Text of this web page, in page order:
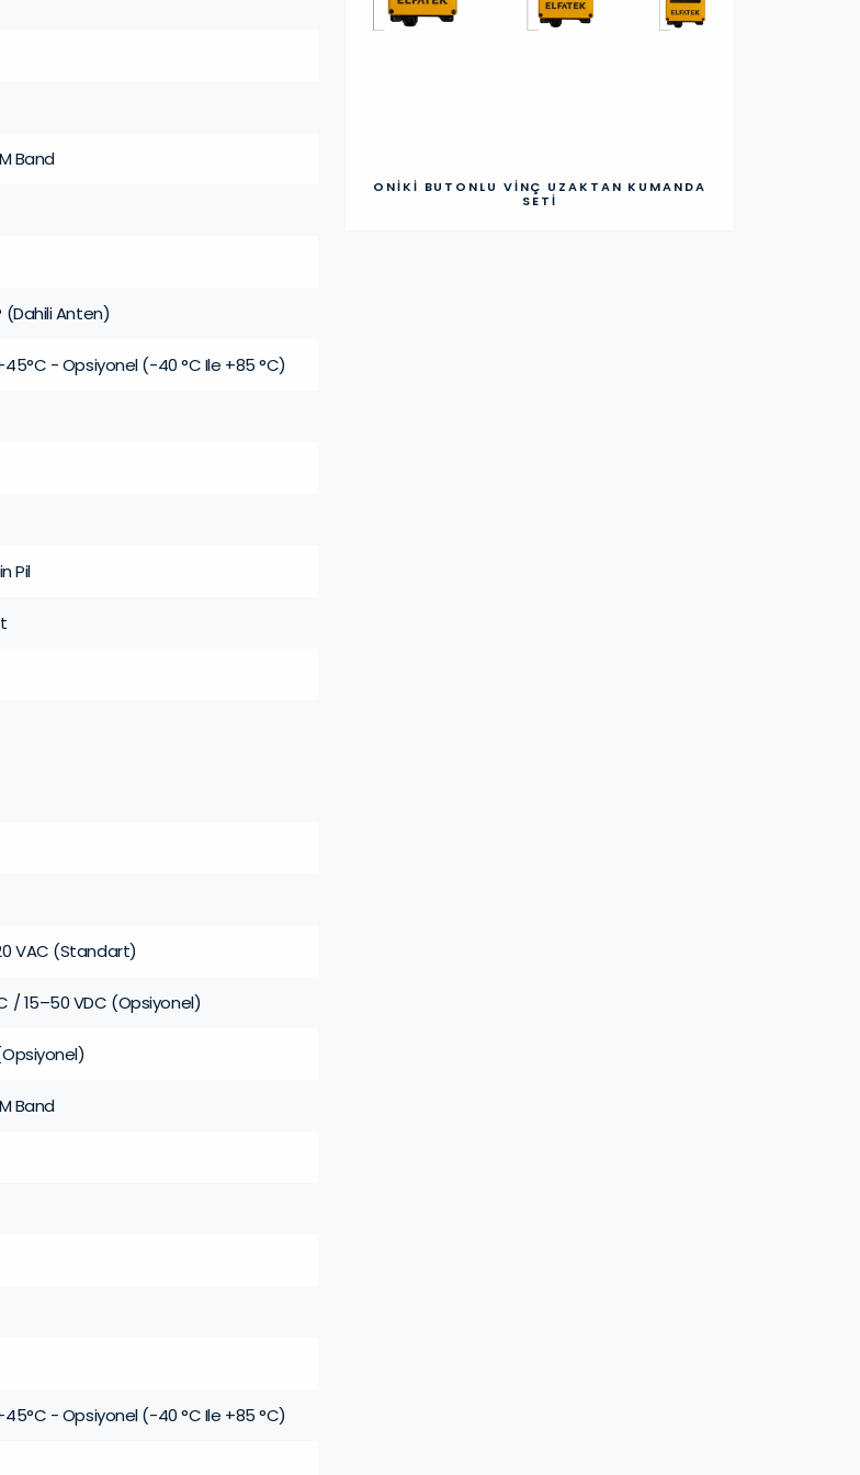
Band
(Dahili Anten)
- Opsiyonel (-40 °C Ile +85 °C)
Pil
VAC (Standart)
/ 15–50 VDC (Opsiyonel)
Band
- Opsiyonel (-40 °C Ile +85 °C)
ONIKI BUTONLU VINÇ UZAKTAN KUMANDA
SETI